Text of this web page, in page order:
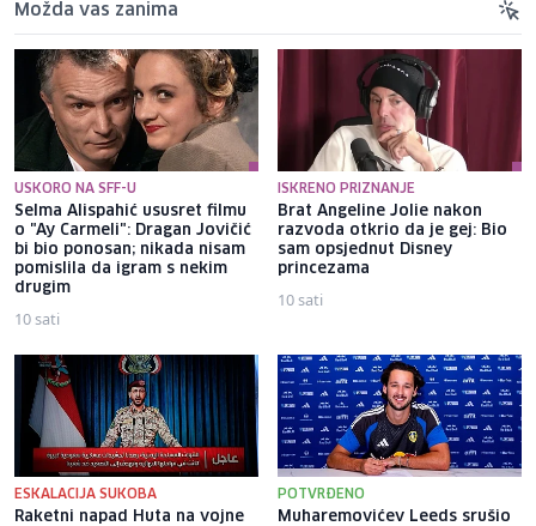
Možda vas zanima
USKORO NA SFF-U
Selma Alispahić ususret filmu
o "Ay Carmeli": Dragan Jovičić
bi bio ponosan; nikada nisam
pomislila da igram s nekim
drugim
10 sati
ISKRENO PRIZNANJE
Brat Angeline Jolie nakon
razvoda otkrio da je gej: Bio
sam opsjednut Disney
princezama
10 sati
ESKALACIJA SUKOBA
Raketni napad Huta na vojne
POTVRĐENO
Muharemovićev Leeds srušio